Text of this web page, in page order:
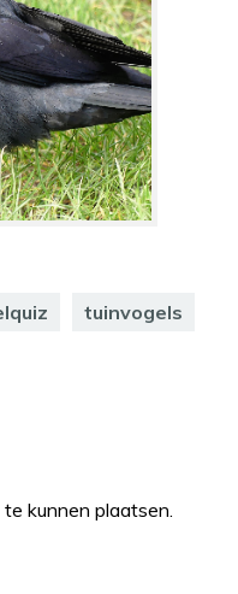
tuinvogels
kunnen plaatsen.